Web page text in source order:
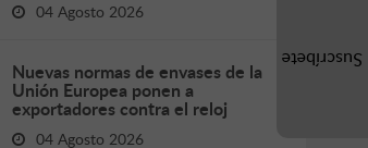
04 Agosto 2026
Nuevas normas de envases de la
Unión Europea ponen a
exportadores contra el reloj
04 Agosto 2026
Suscríbete